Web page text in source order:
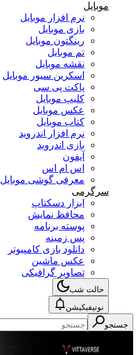
موبایل
نرم افزار موبایل
بازی موبایل
رینگتون موبایل
تم موبایل
نقشه موبایل
اسکرین سیور موبایل
پاکت پی سی
کلیپ موبایل
عکس موبایل
کتاب موبایل
نرم افزار اندروید
بازی اندروید
آیفون
اس ام اس
معرفی گوشی موبایل
سرگرمی
ابزار دسکتاپ
محافظ نمایش
پوسته برنامه
پس زمینه
دانلود بازی کامپیوتر
عکس ماشین
تصاویر گرافیکی
حالت شب
نوتیفیکیشن
جستجو